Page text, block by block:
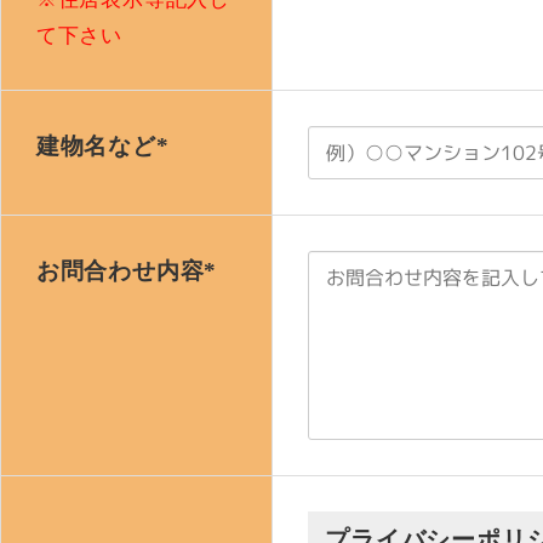
て下さい
建物名など*
お問合わせ内容*